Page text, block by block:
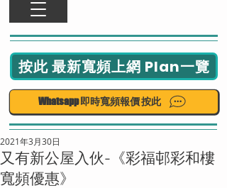
按此 最新寬頻上網 Plan一覽
Whatsapp 即時寬頻報價 按此
又有新公屋入伙-《彩福邨彩和樓
寬頻優惠》
2021年3月30日